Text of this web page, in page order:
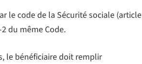
le code de la Sécurité sociale (article
du même Code.
le bénéficiaire doit remplir